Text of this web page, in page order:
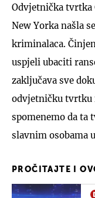
Odvjetnička tvrtka
New Yorka našla
kriminalaca.
uspjeli ubaciti
zaključava sve
odvjetničku tvrtku
spomenemo da ta
slavnim osobama
PROČITAJTE I